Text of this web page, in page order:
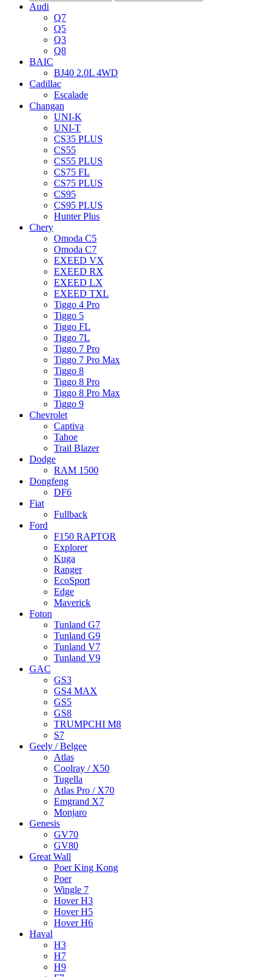
Audi
Q7
Q5
Q3
Q8
BAIC
BJ40 2.0L 4WD
Cadillac
Escalade
Changan
UNI-K
UNI-T
CS35 PLUS
CS55
CS55 PLUS
CS75 FL
CS75 PLUS
CS95
CS95 PLUS
Hunter Plus
Chery
Omoda C5
Omoda C7
EXEED VX
EXEED RX
EXEED LX
EXEED TXL
Tiggo 4 Pro
Tiggo 5
Tiggo FL
Tiggo 7L
Tiggo 7 Pro
Tiggo 7 Pro Max
Tiggo 8
Tiggo 8 Pro
Tiggo 8 Pro Max
Tiggo 9
Chevrolet
Captiva
Tahoe
Trail Blazer
Dodge
RAM 1500
Dongfeng
DF6
Fiat
Fullback
Ford
F150 RAPTOR
Explorer
Kuga
Ranger
EcoSport
Edge
Maverick
Foton
Tunland G7
Tunland G9
Tunland V7
Tunland V9
GAC
GS3
GS4 MAX
GS5
GS8
TRUMPCHI M8
S7
Geely / Belgee
Atlas
Coolray / X50
Tugella
Atlas Pro / X70
Emgrand X7
Monjaro
Genesis
GV70
GV80
Great Wall
Poer King Kong
Poer
Wingle 7
Hover H3
Hover H5
Hover H6
Haval
H3
H7
H9